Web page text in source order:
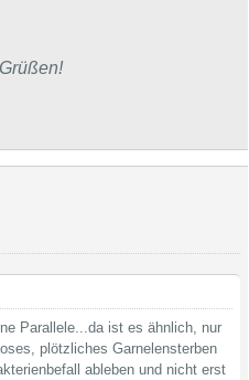
Parallele...da ist es ähnlich, nur
plötzliches Garnelensterben
ableben und nicht erst